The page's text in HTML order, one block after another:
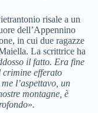
risale a un
dell’Appennino
in cui due ragazze
La scrittrice ha
il fatto. Era fine
crimine efferato
l’aspettavo, un
montagne, è
».